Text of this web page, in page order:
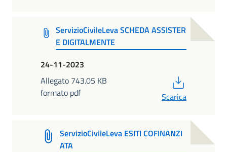
ServizioCivileLeva SCHEDA ASSISTER
E DIGITALMENTE
24-11-2023
Allegato 743.05 KB
formato pdf
Scarica
ServizioCivileLeva ESITI COFINANZI
ATA